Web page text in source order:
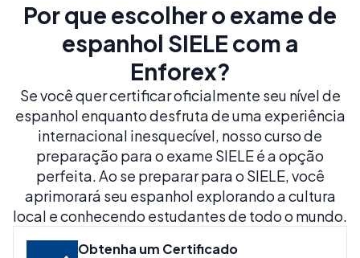
Por que escolher o exame de
espanhol SIELE com a
Enforex?
Se você quer certificar oficialmente seu nível de
espanhol enquanto desfruta de uma experiência
internacional inesquecível, nosso curso de
preparação para o exame SIELE é a opção
perfeita. Ao se preparar para o SIELE, você
aprimorará seu espanhol explorando a cultura
local e conhecendo estudantes de todo o mundo.
Obtenha um Certificado